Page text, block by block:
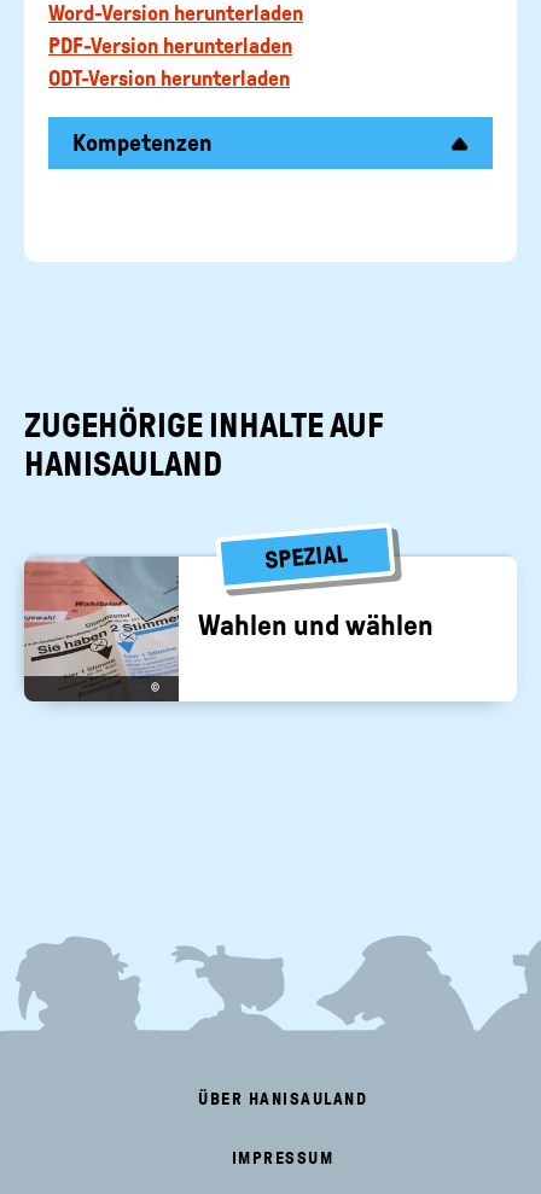
Word-Version herunterladen
PDF-Version herunterladen
ODT-Version herunterladen
Kompetenzen
ZUGEHÖRIGE INHALTE AUF
HANISAULAND
SPEZIAL
©
Wah­len und wäh­len
FOOTER
MENU
ÜBER HANISAULAND
IMPRESSUM